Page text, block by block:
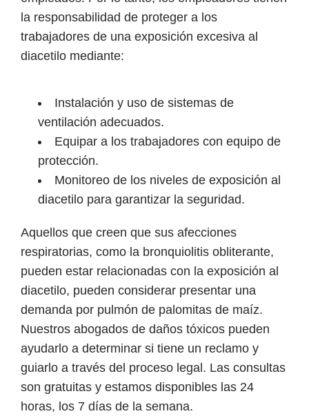
la responsabilidad de proteger a los
trabajadores de una exposición excesiva al
diacetilo mediante:
Instalación y uso de sistemas de
ventilación adecuados.
Equipar a los trabajadores con equipo de
protección.
Monitoreo de los niveles de exposición al
diacetilo para garantizar la seguridad.
Aquellos que creen que sus afecciones
respiratorias, como la bronquiolitis obliterante,
pueden estar relacionadas con la exposición al
diacetilo, pueden considerar presentar una
demanda por pulmón de palomitas de maíz.
Nuestros abogados de daños tóxicos pueden
ayudarlo a determinar si tiene un reclamo y
guiarlo a través del proceso legal. Las consultas
son gratuitas y estamos disponibles las 24
horas, los 7 días de la semana.